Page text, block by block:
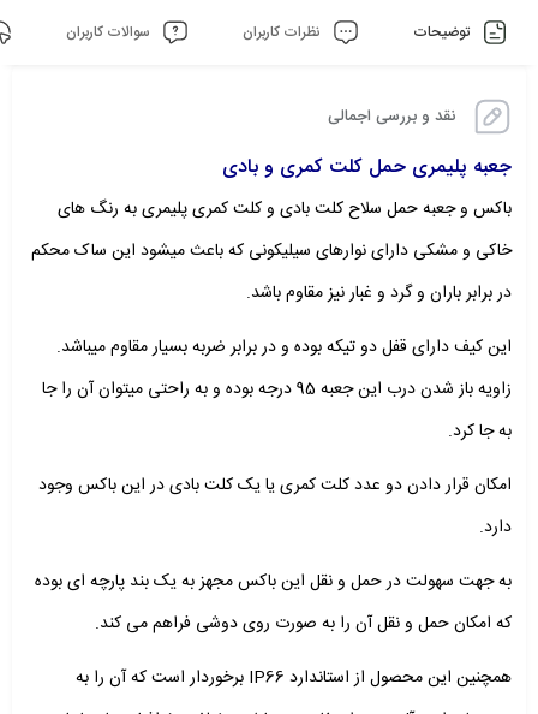
توضیحات نظرات کاربران سوالات کاربران
نقد و بررسی اجمالی
جعبه پلیمری حمل کلت کمری و بادی
باکس و جعبه حمل سلاح کلت بادی و کلت کمری پلیمری به رنگ های
خاکی و مشکی دارای نوارهای سیلیکونی که باعث میشود این ساک محکم
در برابر باران و گرد و غبار نیز مقاوم باشد.
این کیف دارای قفل دو تیکه بوده و در برابر ضربه بسیار مقاوم میباشد.
زاویه باز شدن درب این جعبه 95 درجه بوده و به راحتی میتوان آن را جا
به جا کرد.
امکان قرار دادن دو عدد کلت کمری یا یک کلت بادی در این باکس وجود
دارد.
به جهت سهولت در حمل و نقل این باکس مجهز به یک بند پارچه ای بوده
که امکان حمل و نقل آن را به صورت روی دوشی فراهم می کند.
همچنین این محصول از استاندارد IP66 برخوردار است که آن را به